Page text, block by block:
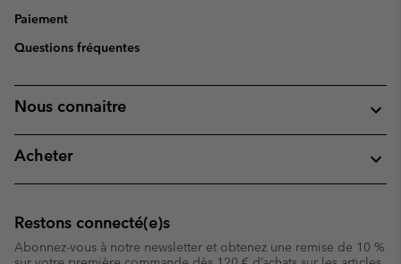
Paiement
Questions fréquentes
Nous connaitre
Acheter
Restons connecté(e)s
Abonnez-vous à notre newsletter et obtenez une remise de 10 %